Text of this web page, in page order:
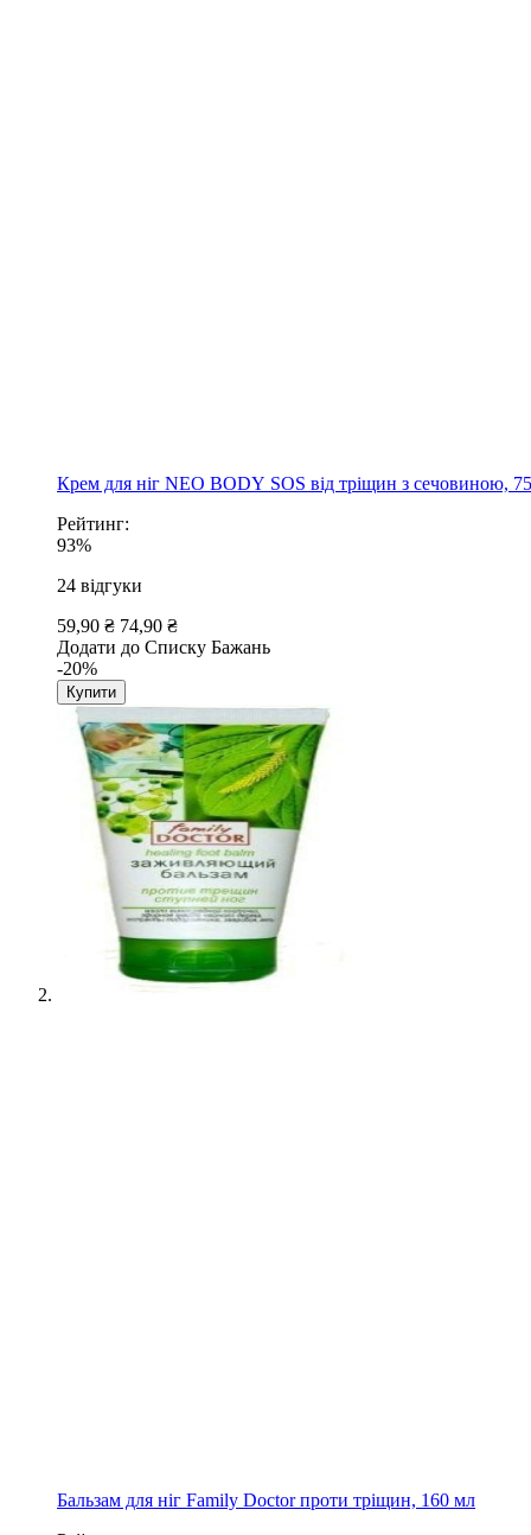
Крем для ніг NEO BODY SOS від тріщин з сечовиною,
Рейтинг:
93%
24 відгуки
59,90 ₴ 74,90 ₴
Додати до Списку Бажань
-20%
Купити
Бальзам для ніг Family Doctor проти тріщин, 160 мл